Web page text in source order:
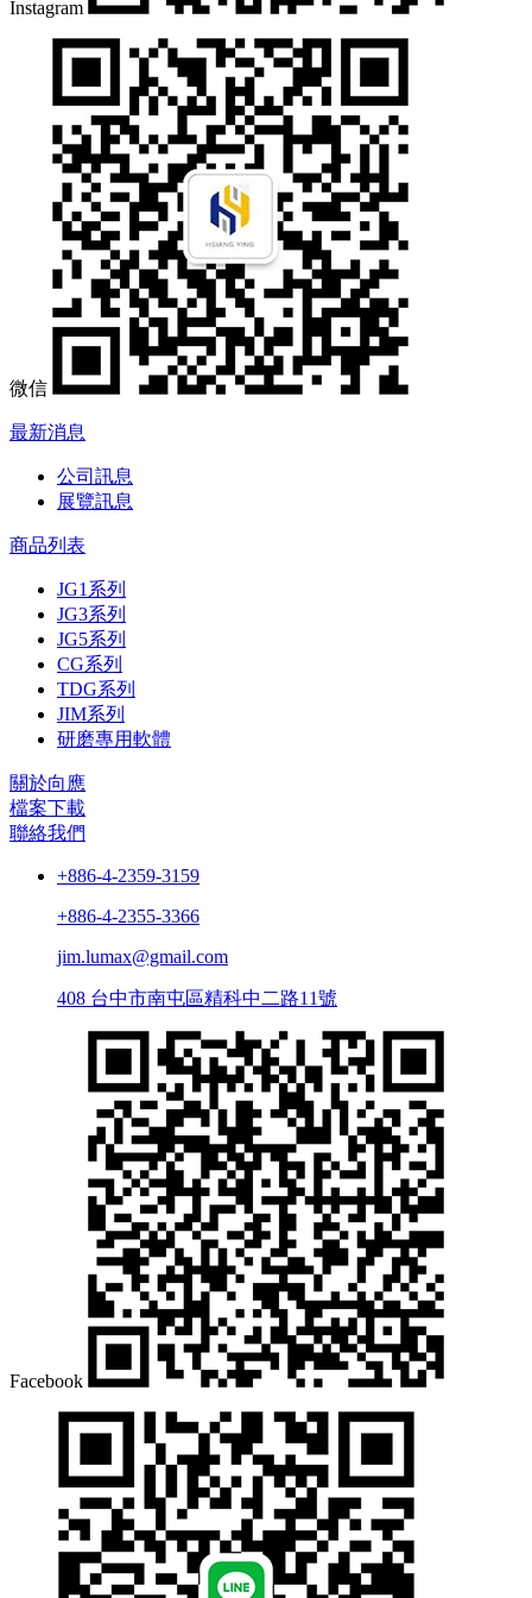
Instagram
微信
最新消息
公司訊息
展覽訊息
商品列表
JG1系列
JG3系列
JG5系列
CG系列
TDG系列
JIM系列
研磨專用軟體
關於向應
檔案下載
聯絡我們
+886-4-2359-3159
+886-4-2355-3366
jim.lumax@gmail.com
408 台中市南屯區精科中二路11號
Facebook